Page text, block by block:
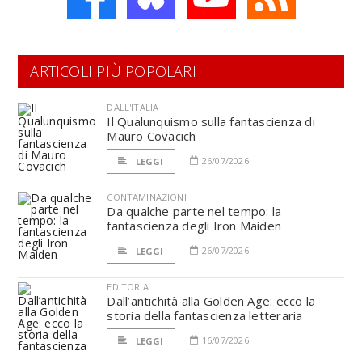
ARTICOLI PIÙ POPOLARI
DALL'ITALIA
Il Qualunquismo sulla fantascienza di
Mauro Covacich
LEGGI 26/07/2026
CONTAMINAZIONI
Da qualche parte nel tempo: la
fantascienza degli Iron Maiden
LEGGI 26/07/2026
EDITORIA
Dall’antichità alla Golden Age: ecco la
storia della fantascienza letteraria
LEGGI 16/07/2026